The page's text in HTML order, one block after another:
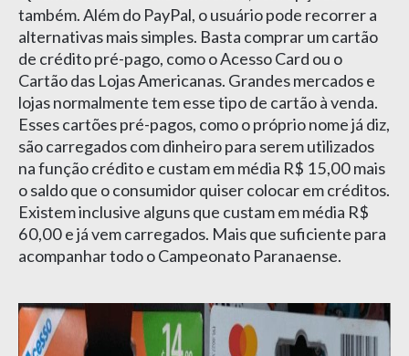
também. Além do PayPal, o usuário pode recorrer a
alternativas mais simples. Basta comprar um cartão
de crédito pré-pago, como o Acesso Card ou o
Cartão das Lojas Americanas. Grandes mercados e
lojas normalmente tem esse tipo de cartão à venda.
Esses cartões pré-pagos, como o próprio nome já diz,
são carregados com dinheiro para serem utilizados
na função crédito e custam em média R$ 15,00 mais
o saldo que o consumidor quiser colocar em créditos.
Existem inclusive alguns que custam em média R$
60,00 e já vem carregados. Mais que suficiente para
acompanhar todo o Campeonato Paranaense.